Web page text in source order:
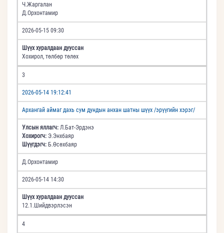
Ч.Жаргалан
Д.Орхонтамир
2026-05-15 09:30
Шүүх хуралдаан дууссан
Хохирол, төлбөр төлөх
3
2026-05-14 19:12:41
Архангай аймаг дахь сум дундын анхан шатны шүүх /эрүүгийн хэрэг/
Улсын яллагч: Л.Бат-Эрдэнэ
Хохирогч: Э.Энхбаяр
Шүүгдэгч: Б.Өсөхбаяр
Д.Орхонтамир
2026-05-14 14:30
Шүүх хуралдаан дууссан
12.1.Шийдвэрлэсэн
4